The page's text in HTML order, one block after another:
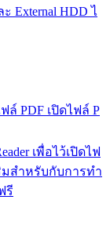
External HDD ไ
ล์ PDF เปิดไฟล์ P
เพื่อไว้เปิดไฟ
มสำหรับกับการทำ
รี